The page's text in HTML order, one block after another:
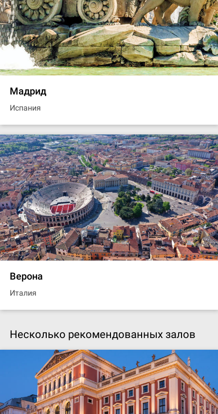
Мадрид
Испания
Верона
Италия
Несколько рекомендованных залов